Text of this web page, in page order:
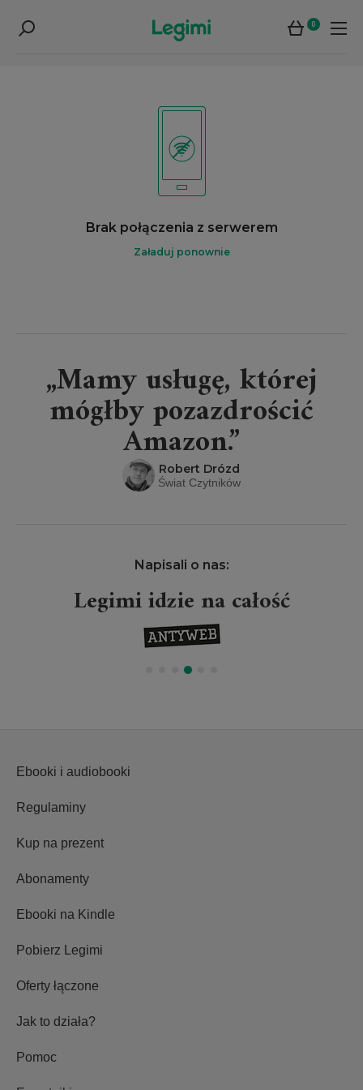
0
Brak połączenia z serwerem
Załaduj ponownie
„Mamy usługę, której
mógłby pozazdrościć
Amazon.”
Robert Drózd
Świat Czytników
Napisali o nas:
Legimi idzie na całość
Ebooki i audiobooki
Regulaminy
Kup na prezent
Abonamenty
Ebooki na Kindle
Pobierz Legimi
Oferty łączone
Jak to działa?
Pomoc